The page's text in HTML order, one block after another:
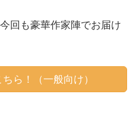
回も豪華作家陣でお届け
ら！（一般向け）